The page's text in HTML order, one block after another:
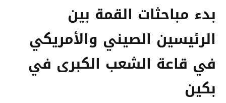
بدء مباحثات القمة بين
الرئيسين الصيني والأمريكي
في قاعة الشعب الكبرى في
بكين